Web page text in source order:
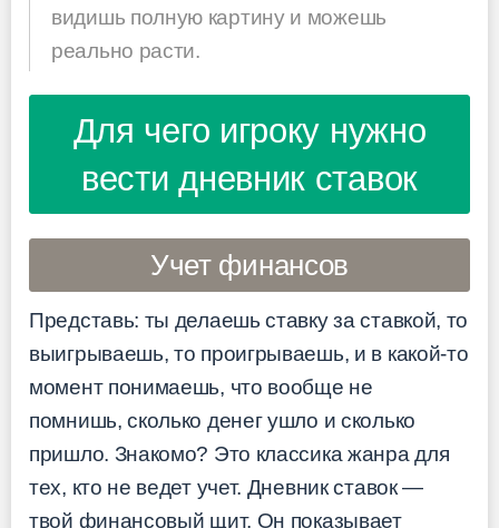
видишь полную картину и можешь
реально расти.
Для чего игроку нужно
вести дневник ставок
Учет финансов
Представь: ты делаешь ставку за ставкой, то
выигрываешь, то проигрываешь, и в какой-то
момент понимаешь, что вообще не
помнишь, сколько денег ушло и сколько
пришло. Знакомо? Это классика жанра для
тех, кто не ведет учет. Дневник ставок —
твой финансовый щит. Он показывает